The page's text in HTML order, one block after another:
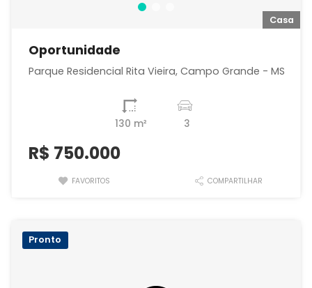
Casa
Oportunidade
Parque Residencial Rita Vieira, Campo Grande - MS
130 m² 3
R$ 750.000
FAVORITOS COMPARTILHAR
Pronto